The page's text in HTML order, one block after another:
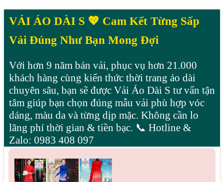
VẢI ÁO DÀI S 💖 Cam Kết Từng Sấp
Vải Đúng Như Bạn Mong Đợi
Với hơn 9 năm bán vải, phục vụ hơn 21.000
khách hàng cùng kiến thức thời trang áo dài
chuyên sâu, bạn sẽ được Vải Áo Dài S tư vấn tận
tâm giúp bạn chọn đúng mẫu vải phù hợp vóc
dáng, màu da và từng dịp mặc. Không cần lo
lãng phí thời gian & tiền bạc. 📞 Hotline &
Zalo: 0983 408 097